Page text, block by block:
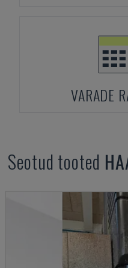
VARADE
Seotud tooted